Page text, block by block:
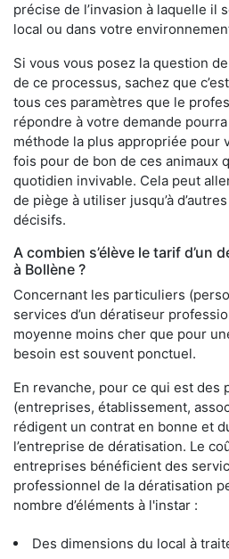
précise de l’invasion à laquelle il
local ou dans votre
Si vous vous posez la question
de ce processus, sachez que
tous ces paramètres que le
répondre à votre demande
méthode la plus appropriée pour
fois pour de bon de ces animaux
quotidien invivable. Cela peut
de piège à utiliser jusqu’à
décisifs.
A combien s’élève le tarif d’un
à Bollène ?
Concernant les particuliers
services d’un dératiseur
moyenne moins cher que pour
besoin est souvent ponctuel.
En revanche, pour ce qui est des
(entreprises, établissement,
rédigent un contrat en bonne et
l’entreprise de dératisation. Le
entreprises bénéficient des
professionnel de la dératisation
nombre d’éléments à l'instar :
Des dimensions du local à